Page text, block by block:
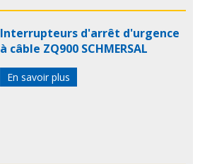
Interrupteurs d'arrêt d'urgence
à câble ZQ900 SCHMERSAL
En savoir plus